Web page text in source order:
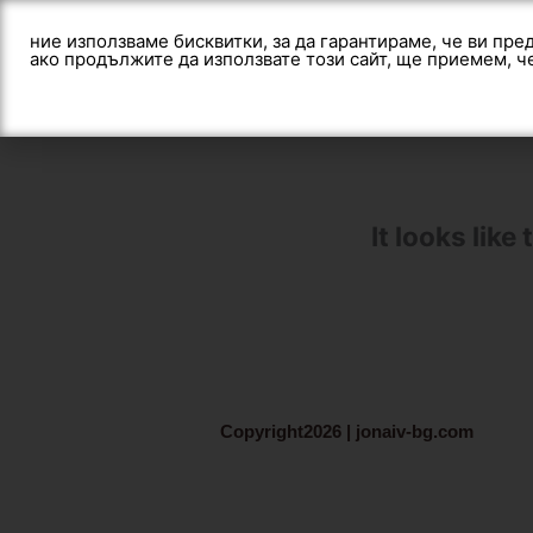
Skip
content
It looks like
Copyright2026 | jonaiv-bg.com
ние използваме бисквитки, за да гарантираме, че ви
ако продължите да използвате този сайт, ще приемем,